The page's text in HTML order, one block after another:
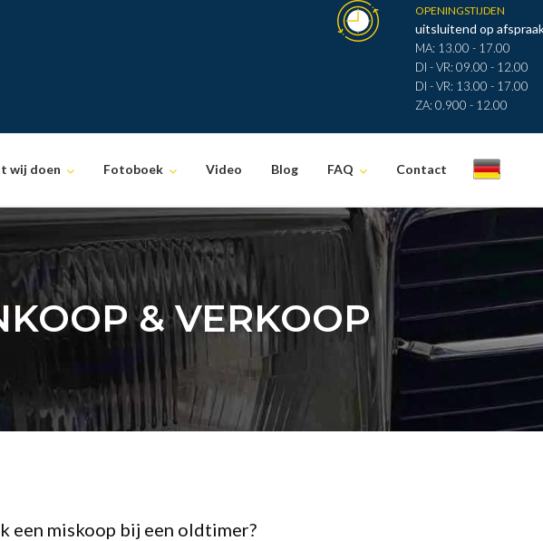
OPENINGSTIJDEN
uitsluitend op
MA: 13.00 - 17.00
DI - VR: 09.00 - 12.00
DI - VR: 13.00 - 17.00
ZA: 0.900 - 12.00
wij doen Fotoboek Video Blog FAQ Contact .
& VERKOOP
een miskoop bij een oldtimer?